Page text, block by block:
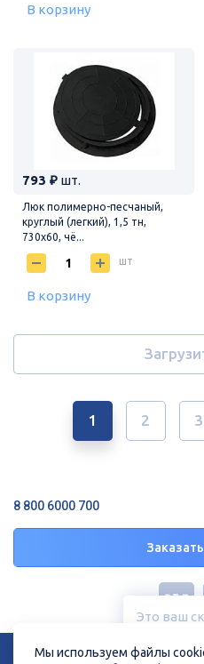
Это ваш
В корзину
793 ₽ шт.
Люк полимерно-песчаный,
круглый (легкий), 1,5 тн,
730х60, чё...
шт
В корзину
1 2 3
8 800 6000 700
Политика
Мы используем файлы